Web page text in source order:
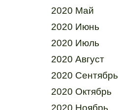
2020 Май
2020 Июнь
2020 Июль
2020 Август
2020 Сентябрь
2020 Октябрь
2020 Ноябрь